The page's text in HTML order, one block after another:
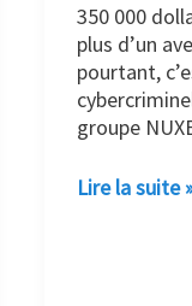
350 000
plus d’un
pourtant,
groupe
Lire la suite